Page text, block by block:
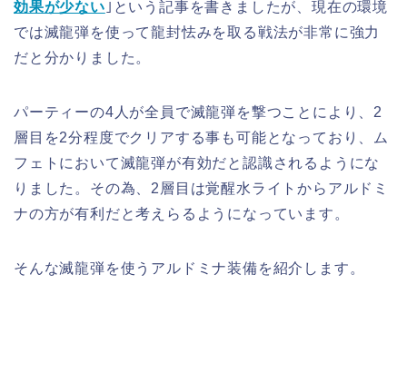
効果が少ない ｣という記事を書きましたが、現在の環境
では滅龍弾を使って龍封怯みを取る戦法が非常に強力
だと分かりました。
パーティーの4人が全員で滅龍弾を撃つことにより、2
層目を2分程度でクリアする事も可能となっており、ム
フェトにおいて滅龍弾が有効だと認識されるようにな
りました。その為、2層目は覚醒水ライトからアルドミ
ナの方が有利だと考えらるようになっています。
そんな滅龍弾を使うアルドミナ装備を紹介します。